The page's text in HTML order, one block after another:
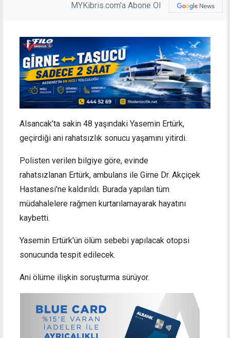
MYKibris.com'a Abone Ol
Alsancak’ta sakin 48 yaşındaki Yasemin Ertürk,
geçirdiği ani rahatsızlık sonucu yaşamını yitirdi.
Polisten verilen bilgiye göre, evinde
rahatsızlanan Ertürk, ambulans ile Girne Dr. Akçiçek
Hastanesi'ne kaldırıldı. Burada yapılan tüm
müdahalelere rağmen kurtarılamayarak hayatını
kaybetti.
Yasemin Ertürk'ün ölüm sebebi yapılacak otopsi
sonucunda tespit edilecek.
Ani ölüme ilişkin soruşturma sürüyor.